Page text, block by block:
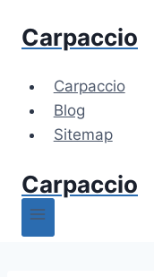
Carpaccio
Carpaccio
Blog
Sitemap
Carpaccio